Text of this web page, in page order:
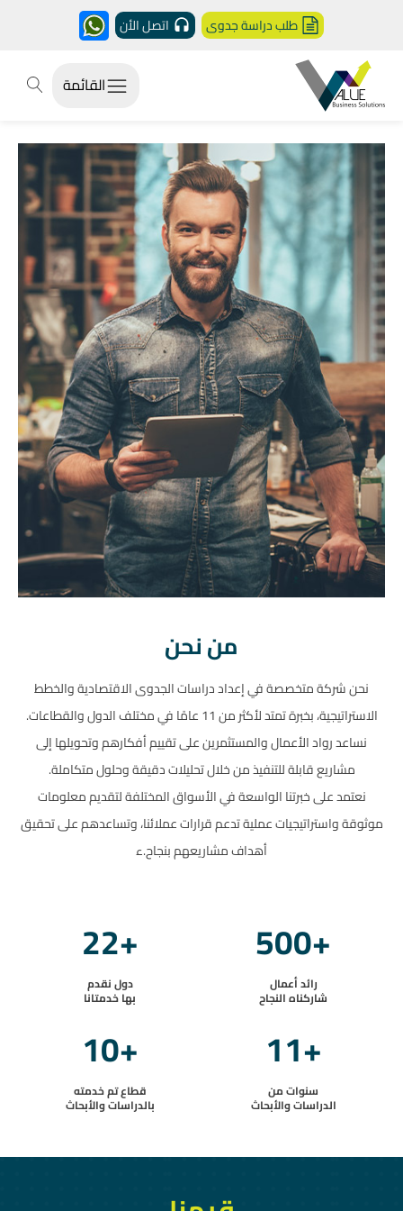
طلب دراسة جدوى اتصل الأن
القائمة
من نحن
نحن شركة متخصصة في إعداد دراسات الجدوى الاقتصادية والخطط
الاستراتيجية، بخبرة تمتد لأكثر من 11 عامًا في مختلف الدول والقطاعات.
نساعد رواد الأعمال والمستثمرين على تقييم أفكارهم وتحويلها إلى
مشاريع قابلة للتنفيذ من خلال تحليلات دقيقة وحلول متكاملة.
نعتمد على خبرتنا الواسعة في الأسواق المختلفة لتقديم معلومات
موثوقة واستراتيجيات عملية تدعم قرارات عملائنا، وتساعدهم على تحقيق
أهداف مشاريعهم بنجاح.ء
+
500
رائد أعمال
شاركناه النجاح
+
22
دول نقدم
بها خدمتانا
+
11
سنوات من
الدراسات والأبحاث
+
10
قطاع تم خدمته
بالدراسات والأبحاث